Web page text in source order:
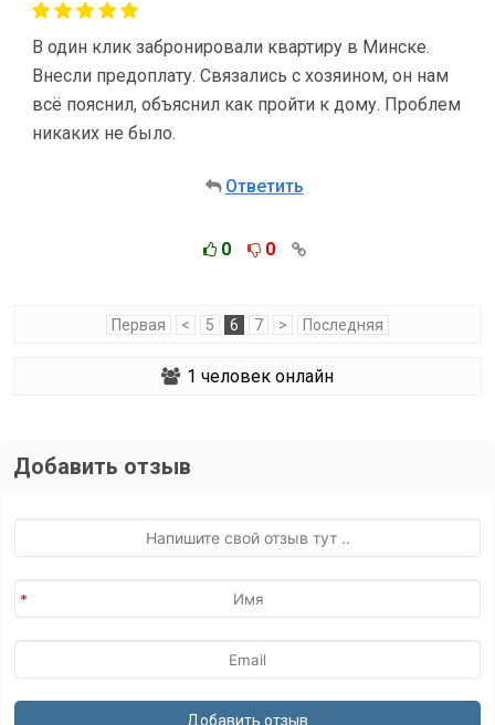
В один клик забронировали квартиру в Минске.
Внесли предоплату. Связались с хозяином, он нам
всё пояснил, объяснил как пройти к дому. Проблем
никаких не было.
Ответить
0 0
Первая < 5 6 7 > Последняя
1 человек онлайн
Добавить отзыв